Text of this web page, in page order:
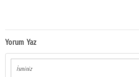
Yorum Yaz